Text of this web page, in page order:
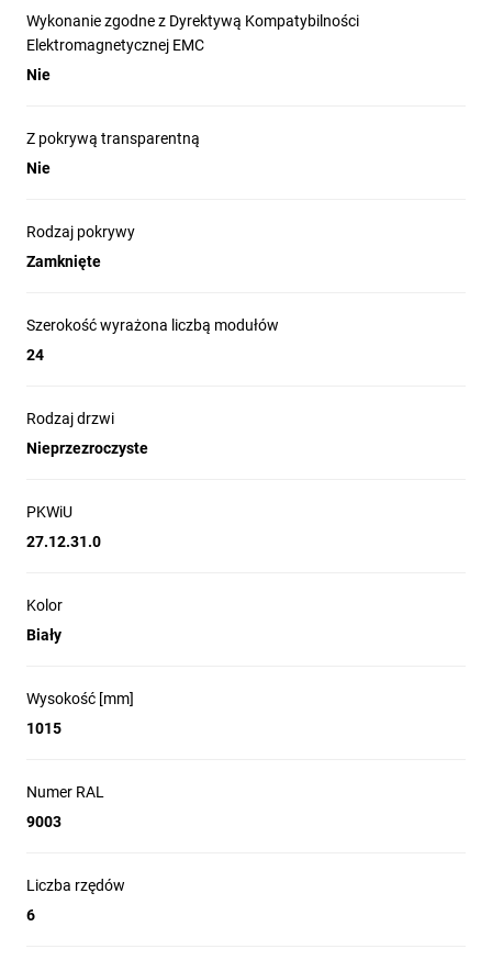
mieszkalnych, biurach i małych obiektach usługowych
Montaż aparatury modułowej: wyłączniki nadprądowe,
Wykonanie zgodne z Dyrektywą Kompatybilności
Elektromagnetycznej EMC
Nie
Z pokrywą transparentną
Nie
Rodzaj pokrywy
Zamknięte
Szerokość wyrażona liczbą modułów
24
Rodzaj drzwi
Nieprzezroczyste
PKWiU
27.12.31.0
Kolor
Biały
Wysokość [mm]
1015
Numer RAL
9003
Liczba rzędów
6